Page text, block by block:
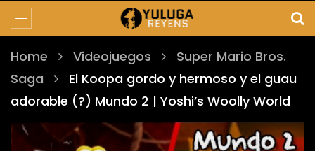
Home Videojuegos
Super Mario Bros.
Saga
El Koopa gordo y hermoso y el guau
adorable (?) Mundo 2 | Yoshi’s Woolly World